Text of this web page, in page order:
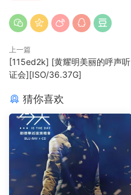
上一篇
[115ed2k] [黄耀明美丽的呼声听
证会][ISO/36.37G]
猜你喜欢